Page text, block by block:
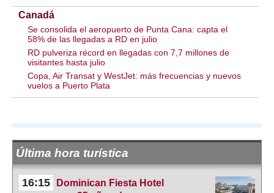
Canadá
Se consolida el aeropuerto de Punta Cana: capta el
58% de las llegadas a RD en julio
RD pulveriza récord en llegadas con 7,7 millones de
visitantes hasta julio
Copa, Air Transat y WestJet: más frecuencias y nuevos
vuelos a Puerto Plata
Última hora turística
16:15
Dominican Fiesta Hotel